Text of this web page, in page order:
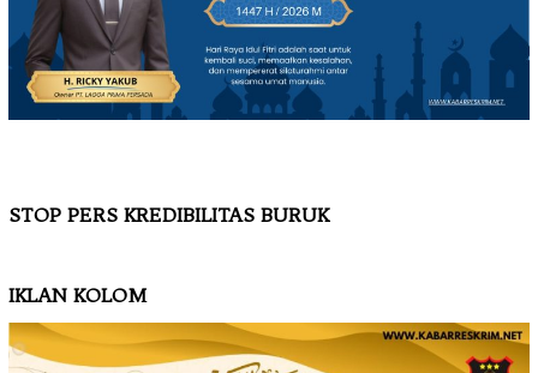
STOP PERS KREDIBILITAS BURUK
IKLAN KOLOM